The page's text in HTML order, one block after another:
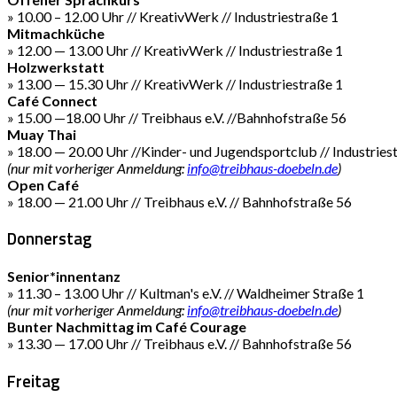
» 10.00 – 12.00 Uhr // KreativWerk // Industriestraße 1
Mitmachküche
» 12.00 — 13.00 Uhr // KreativWerk // Industriestraße 1
Holzwerkstatt
» 13.00 — 15.30 Uhr // KreativWerk // Industriestraße 1
Café Connect
» 15.00 —18.00 Uhr // Treibhaus e.V. //Bahnhofstraße 56
Muay Thai
» 18.00 — 20.00 Uhr //Kinder- und Jugendsportclub //
(nur mit vorheriger Anmeldung: info@treibhaus-doebeln.de)
Open Café
» 18.00 — 21.00 Uhr // Treibhaus e.V. // Bahnhofstraße 56
Donnerstag
Senior*innentanz
» 11.30 – 13.00 Uhr // Kultman's e.V. // Waldheimer Straße 1
(nur mit vorheriger Anmeldung: info@treibhaus-doebeln.de)
Bunter Nachmittag im Café Courage
» 13.30 — 17.00 Uhr // Treibhaus e.V. // Bahnhofstraße 56
Freitag